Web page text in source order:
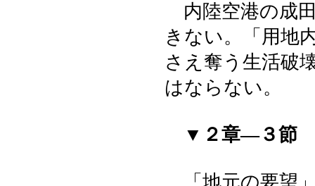
内陸空港の成
きない。「用地
さえ奪う生活破
はならない。
▼２章―３節
「地元の要望